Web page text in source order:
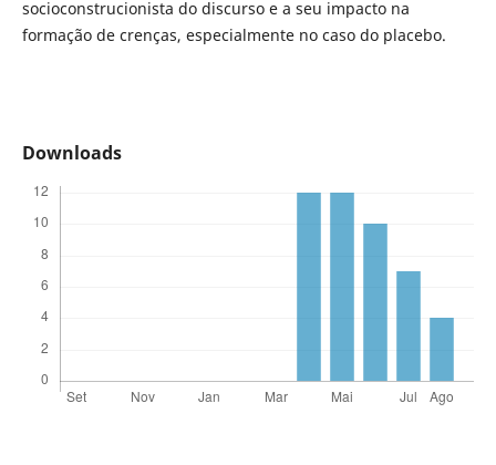
socioconstrucionista do discurso e a seu impacto na
formação de crenças, especialmente no caso do placebo.
Downloads